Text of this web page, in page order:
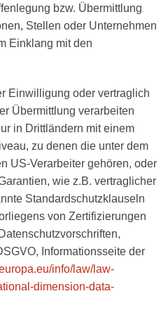
bzw. Übermittlung
Stellen oder Unternehmen
Einklang mit den
Einwilligung oder vertraglich
Übermittlung verarbeiten
in Drittländern mit einem
zu denen die unter dem
US-Verarbeiter gehören, oder
wie z.B. vertraglicher
Standardschutzklauseln
von Zertifizierungen
Informationsseite der
info/law/law-
dimension-data-